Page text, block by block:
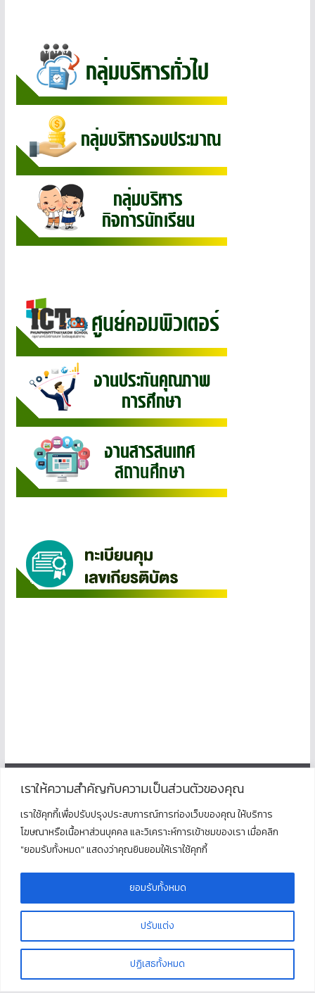
เราให้ความสำคัญกับความเป็นส่วนตัวของคุณ
เราใช้คุกกี้เพื่อปรับปรุงประสบการณ์การท่องเว็บของคุณ ให้บริการ
โฆษณาหรือเนื้อหาส่วนบุคคล และวิเคราะห์การเข้าชมของเรา เมื่อคลิก
"ยอมรับทั้งหมด" แสดงว่าคุณยินยอมให้เราใช้คุกกี้
ปรับแต่ง
ปฏิเสธทั้งหมด
ยอมรับทั้งหมด
โรงเรียนพุนพินพิทยาคม
ตั้งอยู่ที่เลขที่ 125 ถนนธราธิบดี ตำบลท่าข้าม อำเภอพุนพิน
โรงเรียนพุนพินพิทยาคม
by ThemeGrill. Powered by